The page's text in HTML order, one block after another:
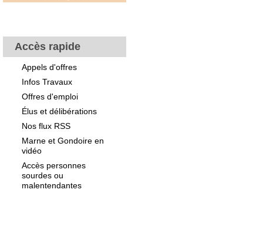
Accès rapide
Appels d'offres
Infos Travaux
Offres d'emploi
Élus et délibérations
Nos flux RSS
Marne et Gondoire en
vidéo
Accès personnes
sourdes ou
malentendantes